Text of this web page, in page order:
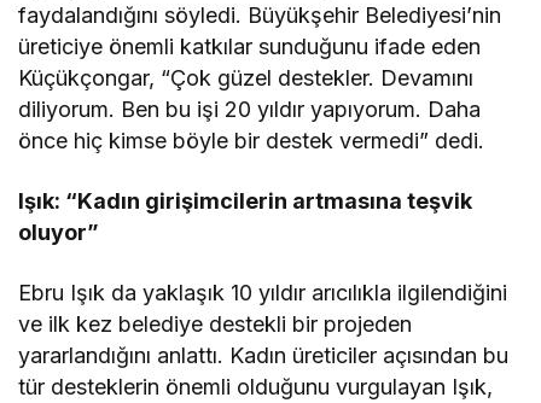
faydalandığını söyledi. Büyükşehir Belediyesi’nin
üreticiye önemli katkılar sunduğunu ifade eden
Küçükçongar, “Çok güzel destekler. Devamını
diliyorum. Ben bu işi 20 yıldır yapıyorum. Daha
önce hiç kimse böyle bir destek vermedi” dedi.
Işık: “Kadın girişimcilerin artmasına teşvik
oluyor”
Ebru Işık da yaklaşık 10 yıldır arıcılıkla ilgilendiğini
ve ilk kez belediye destekli bir projeden
yararlandığını anlattı. Kadın üreticiler açısından bu
tür desteklerin önemli olduğunu vurgulayan Işık,